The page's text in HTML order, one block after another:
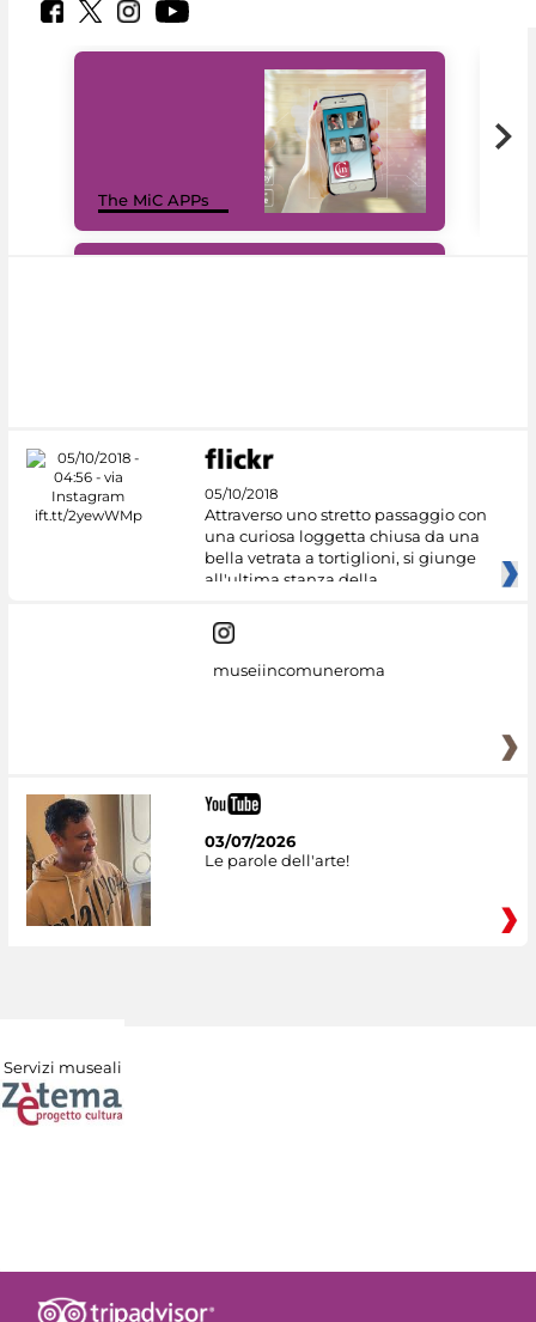
The MiC APPs
05/10/2018
Attraverso uno stretto passaggio con
una curiosa loggetta chiusa da una
bella vetrata a tortiglioni, si giunge
all'ultima stanza della
museiincomuneroma
03/07/2026
Le parole dell'arte!
Servizi museali